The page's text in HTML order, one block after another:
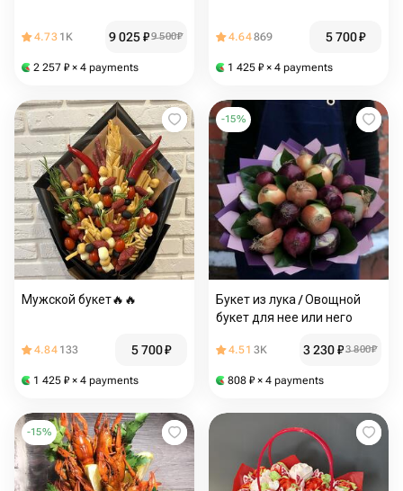
4.73 1K 9 025₽9 500₽
2 257 ₽ × 4 payments
4.64869 5 700₽
1 425 ₽ × 4 payments
Мужской букет🔥️🔥
4.84 133 5 700₽
1 425 ₽ × 4 payments
-15%
Букет из лука / Овощной
букет для нее или него
4.51 3K 3 230₽3 800₽
808 ₽ × 4 payments
-15%